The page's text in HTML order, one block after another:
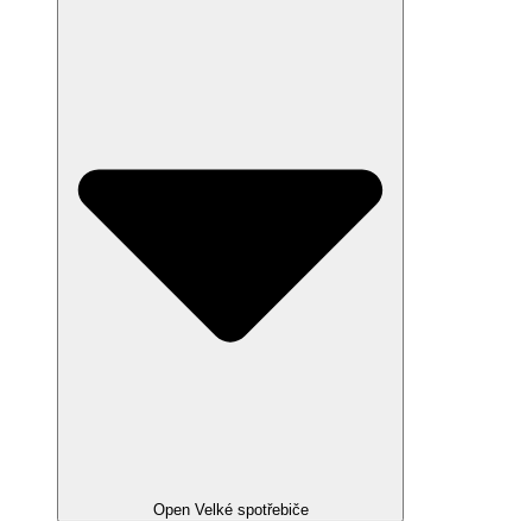
Open Velké spotřebiče